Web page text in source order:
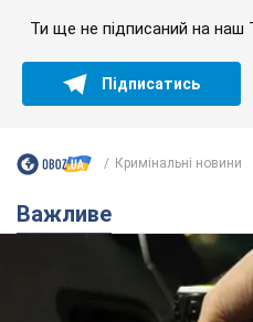
Ти ще не підписаний на
Підписатись
Кримінальні новини
Важливе